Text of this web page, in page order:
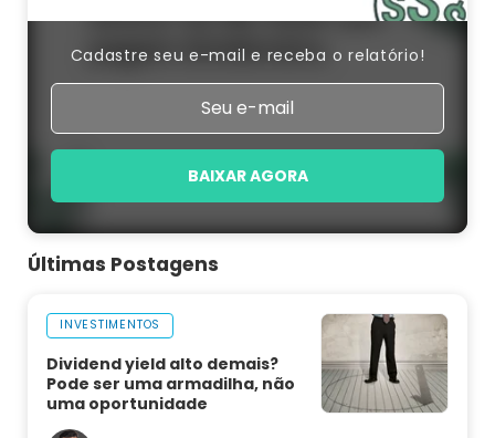
Cadastre seu e-mail e receba o relatório!
BAIXAR AGORA
Últimas Postagens
INVESTIMENTOS
Dividend yield alto demais?
Pode ser uma armadilha, não
uma oportunidade